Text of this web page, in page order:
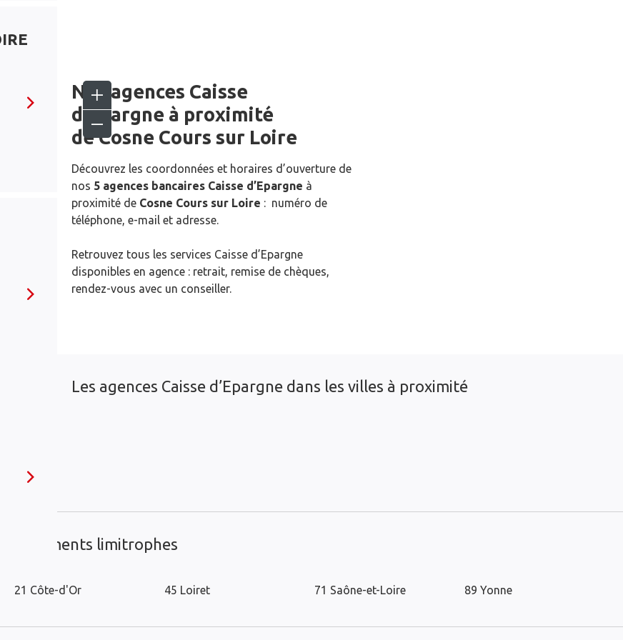
Nos agences Caisse
d’Epargne à proximité
deCosne Cours sur Loire
Découvrez les coordonnées et horaires d’ouverture de
nos 5 agences bancaires Caisse d’Epargne à
proximité de Cosne Cours sur Loire : numéro de
téléphone, e-mail et adresse.
Retrouvez tous les services Caisse d’Epargne
disponibles en agence : retrait, remise de chèques,
rendez-vous avec un conseiller.
Les agences Caisse d’Epargne dans les villes à proximité
limitrophes
21 Côte-d'Or 45 Loiret 71 Saône-et-Loire 89 Yonne